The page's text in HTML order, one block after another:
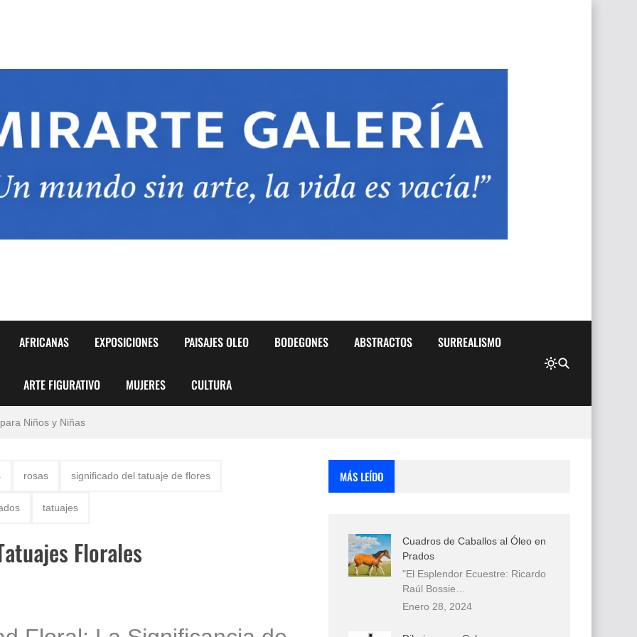
AFRICANAS EXPOSICIONES PAISAJES OLEO BODEGONES ABSTRACTOS SURREALISMO
ARTE FIGURATIVO MUJERES CULTURA
Niños y Niñas
Biryulina Vita
Bellas del Mundo
rosas significado del tatuaje de flores
tatuajes
Florales
MÁS LEÍDO
Cuadros de Caballos al Óleo en
Prados
"El Esplendor Ecuestre: Ricardo
Raúl Bossie…
Enero 28, 2024